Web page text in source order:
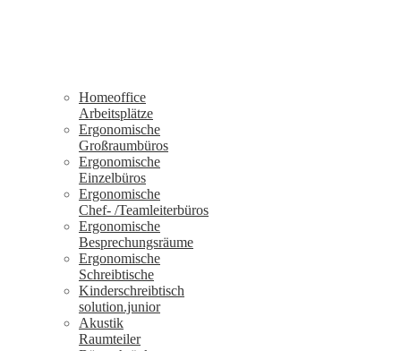
Homeoffice
Arbeitsplätze
Ergonomische
Großraumbüros
Ergonomische
Einzelbüros
Ergonomische
Chef- /Teamleiterbüros
Ergonomische
Besprechungsräume
Ergonomische
Schreibtische
Kinderschreibtisch
solution.junior
Akustik
Raumteiler